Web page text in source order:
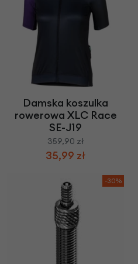
Damska koszulka
rowerowa XLC Race
SE-J19
359,90 zł
35,99 zł
-30%